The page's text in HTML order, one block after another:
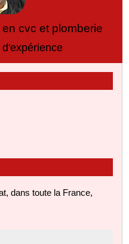
cvc et plomberie
dans toute la France,